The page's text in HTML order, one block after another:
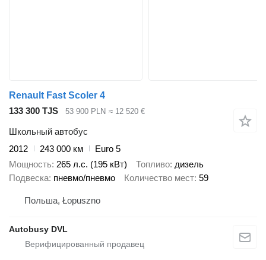
Renault Fast Scoler 4
133 300 TJS
53 900 PLN ≈ 12 520 €
Школьный автобус
2012
243 000 км
Euro 5
Мощность 265 л.с. (195 кВт) Топливо дизель
Подвеска пневмо/пневмо Количество мест 59
Польша, Łopuszno
Autobusy DVL